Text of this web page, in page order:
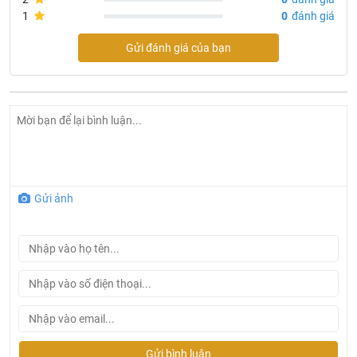
Bản vẽ kích thước củ sen chỉnh nhiệt WF4949
1
0 đánh giá
Gửi đánh giá của bạn
Gửi ảnh
Gửi bình luận